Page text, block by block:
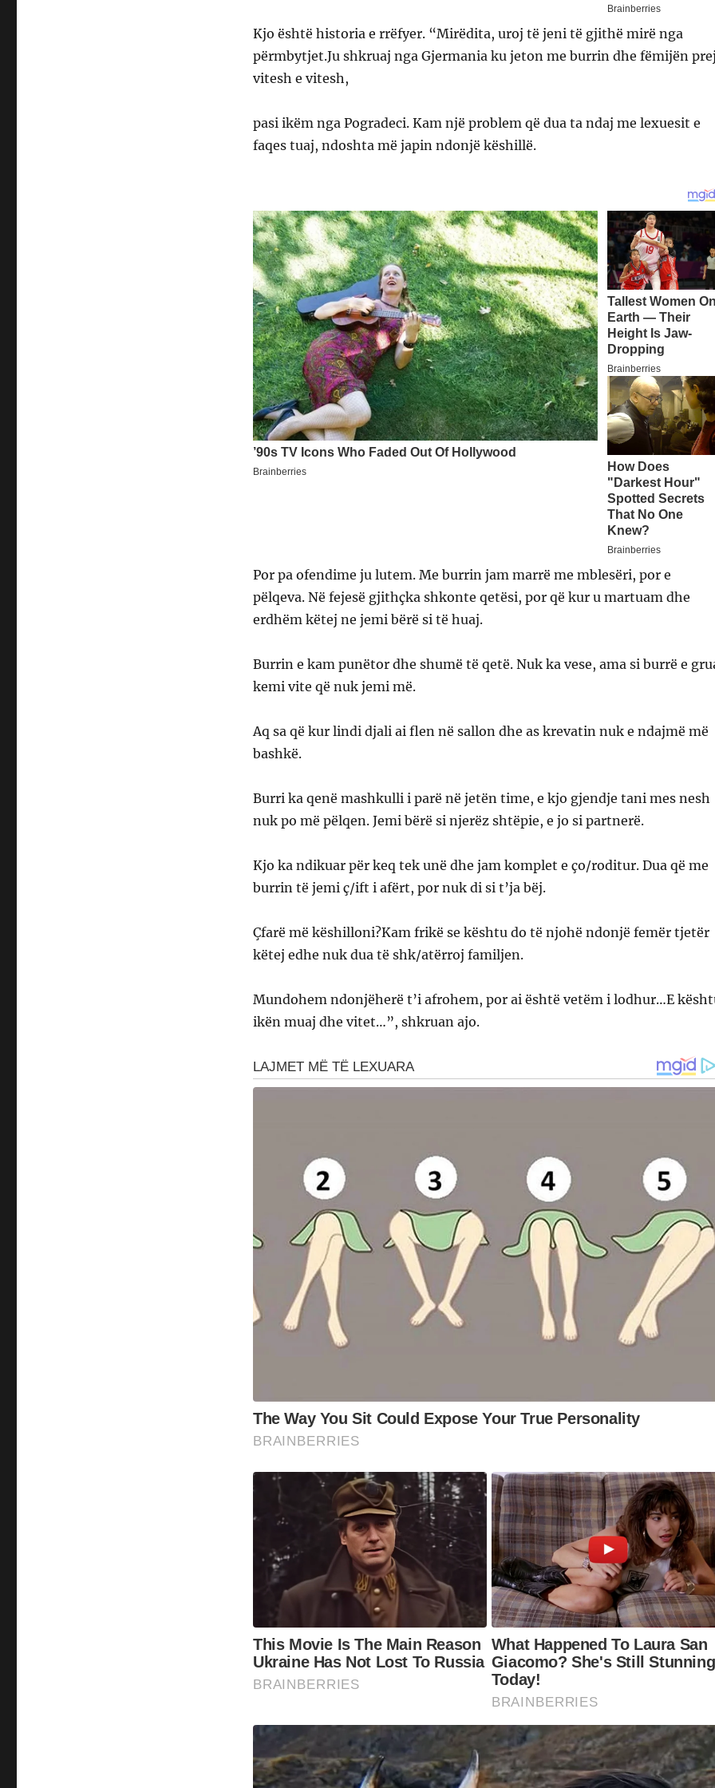
Kjo është historia e rrëfyer. “Mirëdita, uroj të jeni të gjithë mirë nga
përmbytjet.Ju shkruaj nga Gjermania ku jeton me burrin dhe fëmijën
vitesh e vitesh,
pasi ikëm nga Pogradeci. Kam një problem që dua ta ndaj me lexuesit e
faqes tuaj, ndoshta më japin ndonjë këshillë.
Por pa ofendime ju lutem. Me burrin jam marrë me mblesëri, por e
pëlqeva. Në fejesë gjithçka shkonte qetësi, por që kur u martuam dhe
erdhëm këtej ne jemi bërë si të huaj.
Burrin e kam punëtor dhe shumë të qetë. Nuk ka vese, ama si burrë e
kemi vite që nuk jemi më.
Aq sa që kur lindi djali ai flen në sallon dhe as krevatin nuk e ndajmë më
bashkë.
Burri ka qenë mashkulli i parë në jetën time, e kjo gjendje tani mes nesh
nuk po më pëlqen. Jemi bërë si njerëz shtëpie, e jo si partnerë.
Kjo ka ndikuar për keq tek unë dhe jam komplet e ço/roditur. Dua që me
burrin të jemi ç/ift i afërt, por nuk di si t’ja bëj.
Çfarë më këshilloni?Kam frikë se kështu do të njohë ndonjë femër tjetër
këtej edhe nuk dua të shk/atërroj familjen.
Mundohem ndonjëherë t’i afrohem, por ai është vetëm i lodhur…E
ikën muaj dhe vitet…”, shkruan ajo.